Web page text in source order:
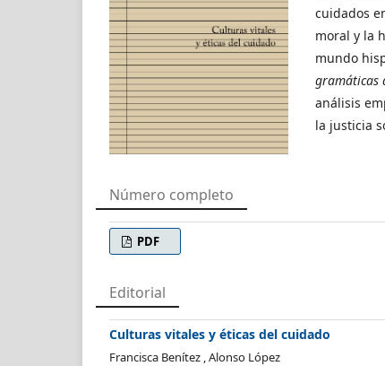
cuidados
moral y la
mundo
gramáticas
análisis
la justicia
Número completo
PDF
Editorial
Culturas vitales y éticas del cuidado
Francisca Benítez , Alonso López